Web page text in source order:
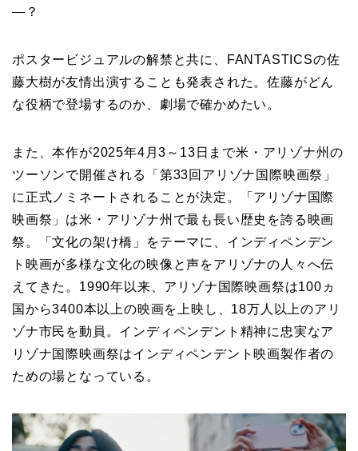
―？
ポスタービジュアルの解禁と共に、FANTASTICSの佐
藤大樹が友情出演することも発表された。佐藤がどん
な役柄で登場するのか、劇場で確かめたい。
また、本作が2025年4月3～13日まで米・アリゾナ州の
ツーソンで開催される「第33回アリゾナ国際映画祭」
に正式ノミネートされることが決定。「アリゾナ国際
映画祭」は米・アリゾナ州で最も長い歴史を誇る映画
祭。「文化の架け橋」をテーマに、インディペンデン
ト映画が多様な文化の映像と声をアリゾナの人々へ伝
えてきた。1990年以来、アリゾナ国際映画祭は100ヵ
国から3400本以上の映画を上映し、18万人以上のアリ
ゾナ市民を動員。インディペンデント精神に忠実なア
リゾナ国際映画祭はインディペンデント映画製作者の
ための場となっている。